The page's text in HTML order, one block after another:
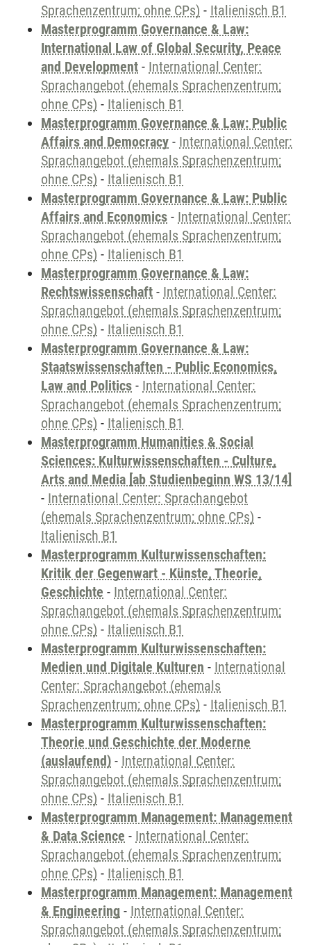
Sprachenzentrum; ohne CPs) - Italienisch B1
Masterprogramm Governance & Law:
International Law of Global Security, Peace
and Development - International Center:
Sprachangebot (ehemals Sprachenzentrum;
ohne CPs) - Italienisch B1
Masterprogramm Governance & Law: Public
Affairs and Democracy - International Center:
Sprachangebot (ehemals Sprachenzentrum;
ohne CPs) - Italienisch B1
Masterprogramm Governance & Law: Public
Affairs and Economics - International Center:
Sprachangebot (ehemals Sprachenzentrum;
ohne CPs) - Italienisch B1
Masterprogramm Governance & Law:
Rechtswissenschaft - International Center:
Sprachangebot (ehemals Sprachenzentrum;
ohne CPs) - Italienisch B1
Masterprogramm Governance & Law:
Staatswissenschaften - Public Economics,
Law and Politics - International Center:
Sprachangebot (ehemals Sprachenzentrum;
ohne CPs) - Italienisch B1
Masterprogramm Humanities & Social
Sciences: Kulturwissenschaften - Culture,
Arts and Media [ab Studienbeginn WS 13/14]
- International Center: Sprachangebot
(ehemals Sprachenzentrum; ohne CPs) -
Italienisch B1
Masterprogramm Kulturwissenschaften:
Kritik der Gegenwart - Künste, Theorie,
Geschichte - International Center:
Sprachangebot (ehemals Sprachenzentrum;
ohne CPs) - Italienisch B1
Masterprogramm Kulturwissenschaften:
Medien und Digitale Kulturen - International
Center: Sprachangebot (ehemals
Sprachenzentrum; ohne CPs) - Italienisch B1
Masterprogramm Kulturwissenschaften:
Theorie und Geschichte der Moderne
(auslaufend) - International Center:
Sprachangebot (ehemals Sprachenzentrum;
ohne CPs) - Italienisch B1
Masterprogramm Management: Management
& Data Science - International Center:
Sprachangebot (ehemals Sprachenzentrum;
ohne CPs) - Italienisch B1
Masterprogramm Management: Management
& Engineering - International Center:
Sprachangebot (ehemals Sprachenzentrum;